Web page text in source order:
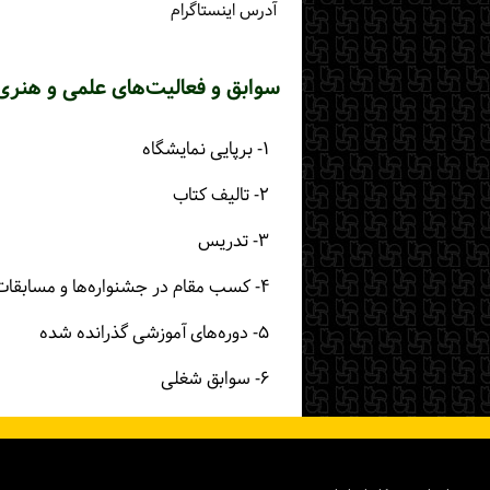
آدرس اینستاگرام
سوابق و فعالیت‌های علمی و
۱- برپایی نمایشگاه
۲- تالیف کتاب
۳- تدریس
۴- کسب مقام در جشنواره‌ها و مسابقات
۵- دوره‌های آموزشی گذرانده شده
۶- سوابق شغلی